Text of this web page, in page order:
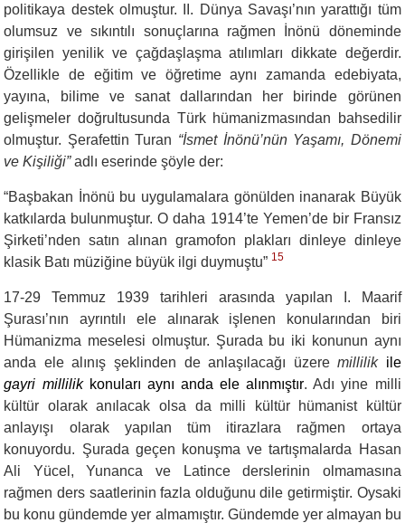
politikaya destek olmuştur. II. Dünya Savaşı’nın yarattığı tüm
olumsuz ve sıkıntılı sonuçlarına rağmen İnönü döneminde
girişilen yenilik ve çağdaşlaşma atılımları dikkate değerdir.
Özellikle de eğitim ve öğretime aynı zamanda edebiyata,
yayına, bilime ve sanat dallarından her birinde görünen
gelişmeler doğrultusunda Türk hümanizmasından bahsedilir
olmuştur. Şerafettin Turan “İsmet İnönü’nün Yaşamı, Dönemi
ve Kişiliği”adlı eserinde şöyle der:
“Başbakan İnönü bu uygulamalara gönülden inanarak Büyük
katkılarda bulunmuştur. O daha 1914’te Yemen’de bir Fransız
Şirketi’nden satın alınan gramofon plakları dinleye dinleye
klasik Batı müziğine büyük ilgi duymuştu” 15
17-29 Temmuz 1939 tarihleri arasında yapılan I. Maarif
Şurası’nın ayrıntılı ele alınarak işlenen konularından biri
Hümanizma meselesi olmuştur. Şurada bu iki konunun aynı
anda ele alınış şeklinden de anlaşılacağı üzeremillilikile
gayri millilikkonuları aynı anda ele alınmıştır. Adı yine milli
kültür olarak anılacak olsa da milli kültür hümanist kültür
anlayışı olarak yapılan tüm itirazlara rağmen ortaya
konuyordu. Şurada geçen konuşma ve tartışmalarda Hasan
Ali Yücel, Yunanca ve Latince derslerinin olmamasına
rağmen ders saatlerinin fazla olduğunu dile getirmiştir. Oysaki
bu konu gündemde yer almamıştır. Gündemde yer almayan bu